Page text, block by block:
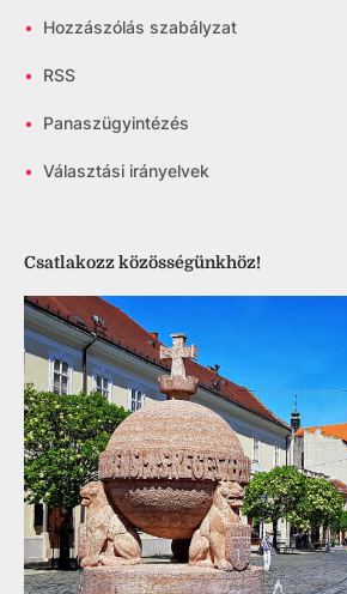
• Hozzászólás szabályzat
• RSS
• Panaszügyintézés
• Választási irányelvek
Csatlakozz közösségünkhöz!